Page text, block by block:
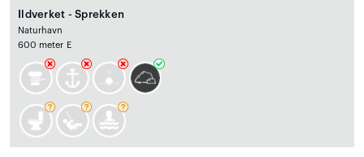
Ildverket - Sprekken
Naturhavn
600 meter E